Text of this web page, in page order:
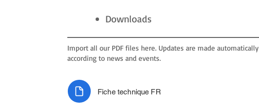
Downloads
Import all our PDF files here. Updates are made automatically
according to news and events.
Fiche technique FR